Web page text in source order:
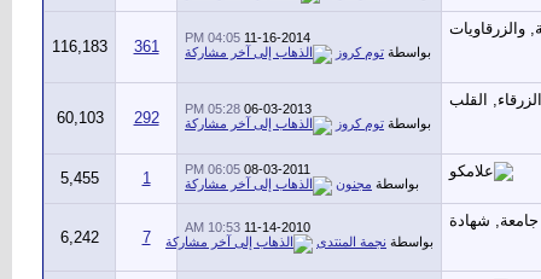
11-16-2014
04:05 PM
بواسطة توم كروز 361
116,183
06-03-2013
05:28 PM
بواسطة توم كروز 292
60,103
08-03-2011
06:05 PM
بواسطة مجنون 1
5,455
11-14-2010
10:53 AM
بواسطة نجمة المنتدى 7
6,242